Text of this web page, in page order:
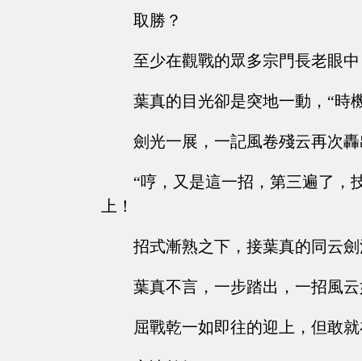
取勝？
至少在觀戰的眾多宗門長老眼
葉真的目光卻是突地一動，“時
劍光一展，一記風卷殘云再次
“哼，又是這一招，第三遍了，
上！
招式漸熟之下，接葉真的同云
葉真不言，一步踏出，一招風
屈戰乾一如即往的迎上，但敢